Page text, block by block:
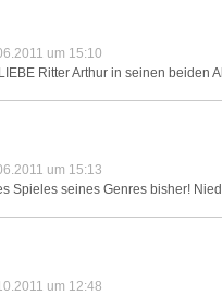
um 15:10
Ritter Arthur in seinen
um 15:13
Spieles seines Genres bisher!
um 12:48